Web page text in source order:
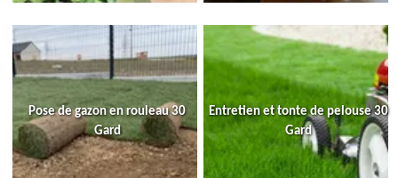
Pose de gazon en rouleau 30
Gard
Entretien et tonte de pelouse 30
Gard